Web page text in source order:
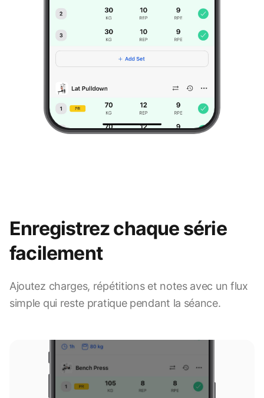
Enregistrez chaque série
facilement
Ajoutez charges, répétitions et notes avec un flux
simple qui reste pratique pendant la séance.
9:41